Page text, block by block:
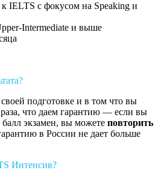
IELTS c фокусом на Speaking и
Intermediate и выше
подготовке и в том что вы
что даем гарантию — если вы
экзамен, вы можете повторить
в России не дает больше
Интенсив?